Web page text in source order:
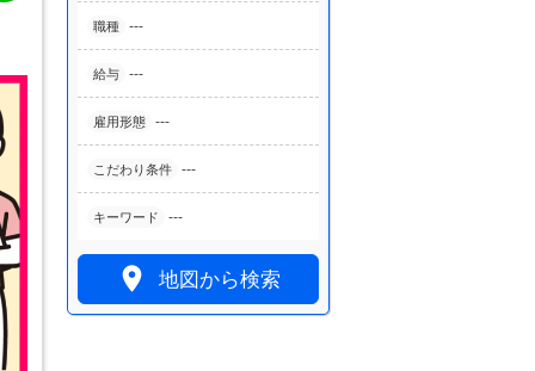
職種 ---
給与 ---
雇用形態 ---
こだわり条件 ---
キーワード ---
 地図から検索